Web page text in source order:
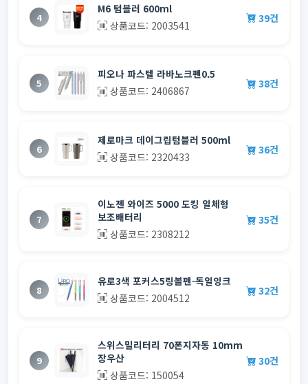
4
M6 텀블러 600ml
상품코드: 2003541
39건
5
피오나 파스텔 라바노크펜0.5
상품코드: 2406867
38건
6
제로마크 데이그립텀블러 500ml
상품코드: 2320433
36건
7
이노젠 와이즈 5000 도킹 일체형
보조배터리
상품코드: 2308212
35건
8
유로3색 포커스5링볼펜-독일잉크
상품코드: 2004512
32건
9
스위스밀리터리 70폰지자동 10mm
장우산
상품코드: 150054
30건